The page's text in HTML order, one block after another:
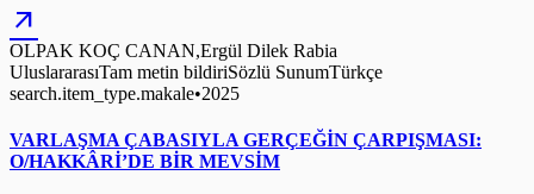
arrow_outward
OLPAK KOÇ CANAN,Ergül Dilek Rabia
UluslararasıTam metin bildiriSözlü SunumTürkçe
search.item_type.makale•2025
VARLAŞMA ÇABASIYLA GERÇEĞİN ÇARPIŞMASI:
O/HAKKÂRİ’DE BİR MEVSİM